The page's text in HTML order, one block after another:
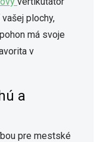
plochy,
má svoje
v
a
pre mestské